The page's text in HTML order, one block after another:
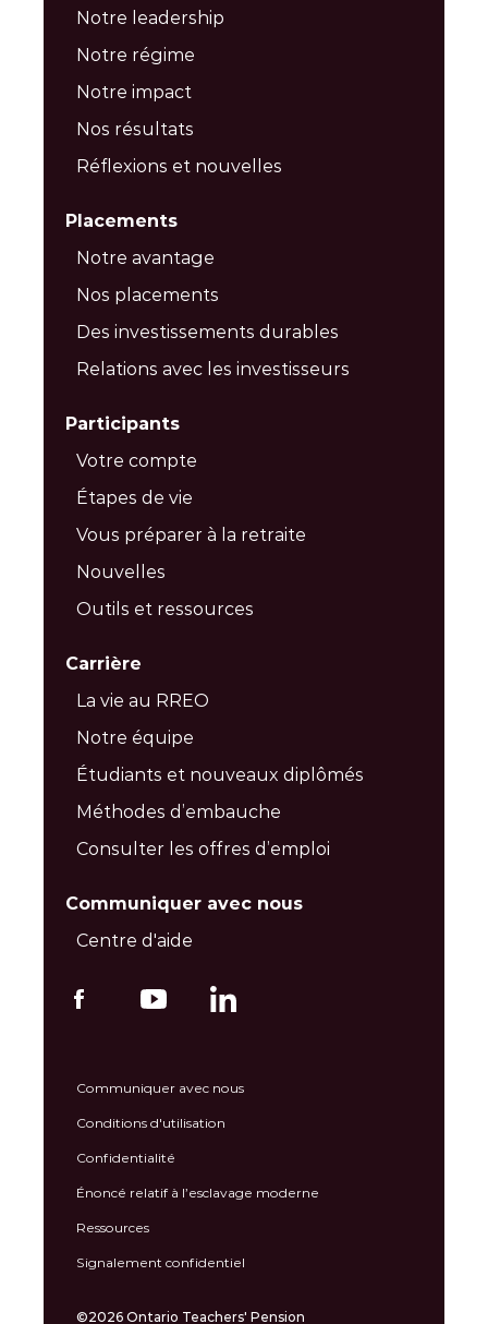
Notre leadership
Notre régime
Notre impact
Nos résultats
Réflexions et nouvelles
Placements
Notre avantage
Nos placements
Des investissements durables
Relations avec les investisseurs
Participants
Votre compte
Étapes de vie
Vous préparer à la retraite
Nouvelles
Outils et ressources
Carrière
La vie au RREO
Notre équipe
Étudiants et nouveaux diplômés
Méthodes d’embauche
Consulter les offres d’emploi
Communiquer avec nous
Centre d'aide
Communiquer avec nous
Conditions d'utilisation
Confidentialité
Énoncé relatif à l’esclavage moderne
Ressources
Signalement confidentiel
©2026 Ontario Teachers' Pension